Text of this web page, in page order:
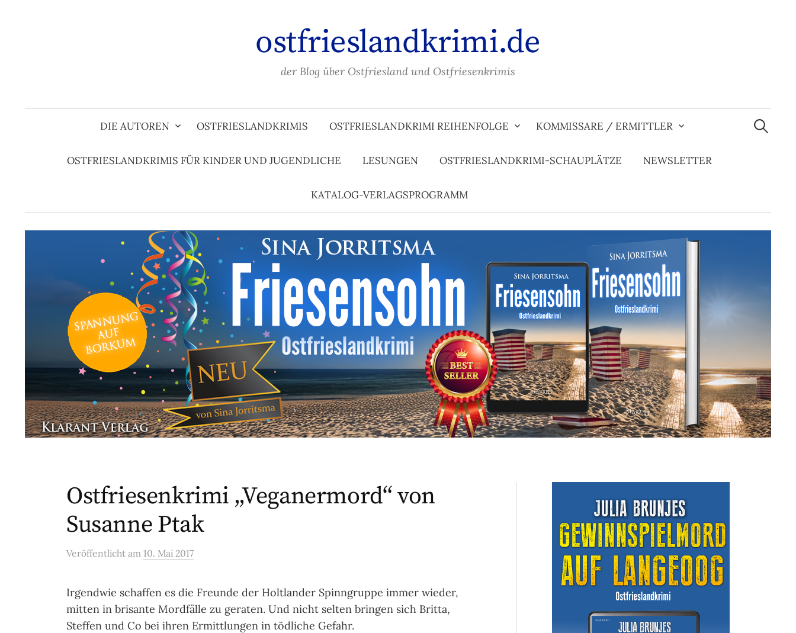
ostfrieslandkrimi.de
der Blog über Ostfriesland und Ostfriesenkrimis
DIE AUTOREN OSTFRIESLANDKRIMIS OSTFRIESLANDKRIMI REIHENFOLGE KOMMISSARE / ERMITTLER
OSTFRIESLANDKRIMIS FÜR KINDER UND JUGENDLICHE LESUNGEN OSTFRIESLANDKRIMI-SCHAUPLÄTZE NEWSLETTER
KATALOG-VERLAGSPROGRAMM
Suchen
nach:
Ostfriesenkrimi „Veganermord“ von
Susanne Ptak
Veröffentlicht am 10. Mai 2017
Irgendwie schaffen es die Freunde der Holtlander Spinngruppe immer wieder,
mitten in brisante Mordfälle zu geraten. Und nicht selten bringen sich Britta,
Steffen und Co bei ihren Ermittlungen in tödliche Gefahr.